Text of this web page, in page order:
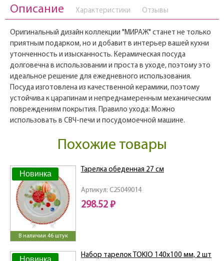
Описание Характеристики Отзывы
Оригинальный дизайн коллекции "МИРАЖ" станет не только
приятным подарком, но и добавит в интерьер вашей кухни
утонченность и изысканность. Керамическая посуда
долговечна в использовании и проста в уходе, поэтому это
идеальное решение для ежедневного использования.
Посуда изготовлена из качественной керамики, поэтому
устойчива к царапинам и непреднамеренным механическим
повреждениям покрытия. Правило ухода: Можно
использовать в СВЧ-печи и посудомоечной машине.
Похожие товары
Новинка
В наличии 46 штук
Артикул: C25049014
Тарелка обеденная 27 см
298.52 ₽
Набор тарелок TOKIO 140x100 мм, 2 шт